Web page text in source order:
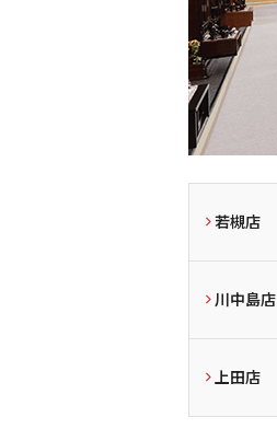
若槻店
川中島店
上田店